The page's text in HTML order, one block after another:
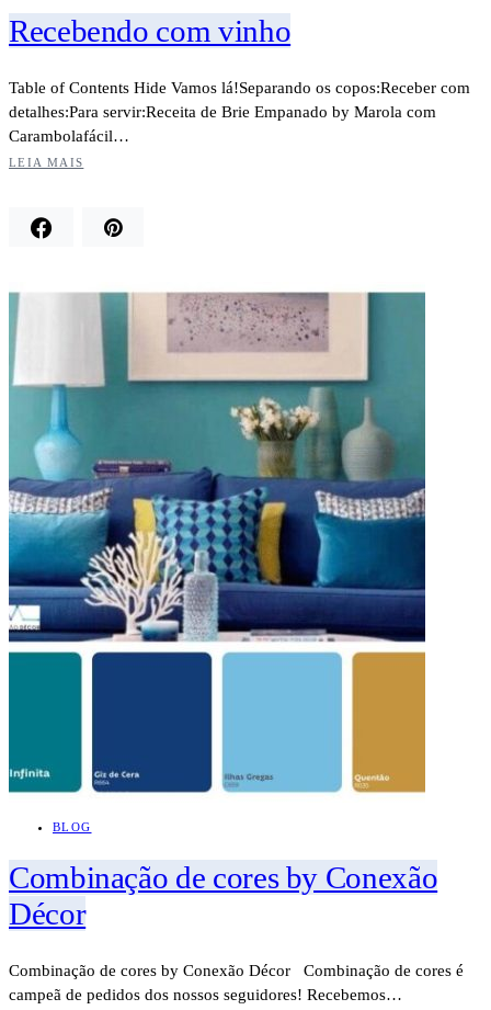
Recebendo com vinho
Table of Contents Hide Vamos lá!Separando os copos:Receber com
detalhes:Para servir:Receita de Brie Empanado by Marola com
Carambolafácil…
LEIA MAIS
BLOG
Combinação de cores by Conexão
Décor
Combinação de cores by Conexão Décor Combinação de cores é
campeã de pedidos dos nossos seguidores! Recebemos…